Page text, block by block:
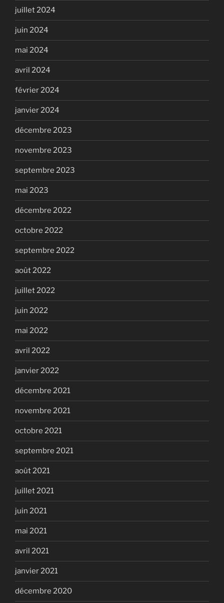
juillet 2024
juin 2024
mai 2024
avril 2024
février 2024
janvier 2024
décembre 2023
novembre 2023
septembre 2023
mai 2023
décembre 2022
octobre 2022
septembre 2022
août 2022
juillet 2022
juin 2022
mai 2022
avril 2022
janvier 2022
décembre 2021
novembre 2021
octobre 2021
septembre 2021
août 2021
juillet 2021
juin 2021
mai 2021
avril 2021
janvier 2021
décembre 2020